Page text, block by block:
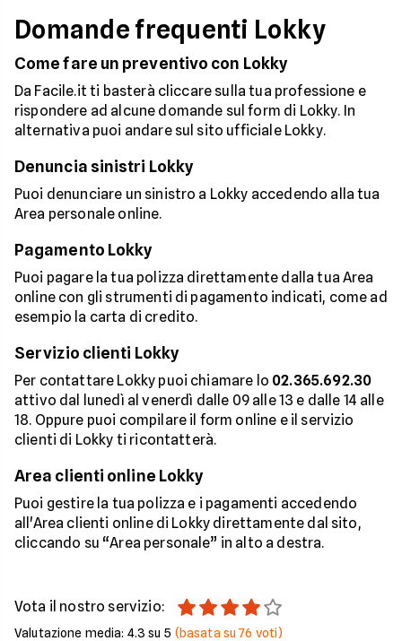
Domande frequenti Lokky
Come fare un preventivo con Lokky
Da Facile.it ti basterà cliccare sulla tua professione e
rispondere ad alcune domande sul form di Lokky. In
alternativa puoi andare sul sito ufficiale Lokky.
Denuncia sinistri Lokky
Puoi denunciare un sinistro a Lokky accedendo alla tua
Area personale online.
Pagamento Lokky
Puoi pagare la tua polizza direttamente dalla tua Area
online con gli strumenti di pagamento indicati, come ad
esempio la carta di credito.
Servizio clienti Lokky
Per contattare Lokky puoi chiamare lo 02.365.692.30
attivo dal lunedì al venerdì dalle 09 alle 13 e dalle 14 alle
18. Oppure puoi compilare il form online e il servizio
clienti di Lokky ti ricontatterà.
Area clienti online Lokky
Puoi gestire la tua polizza e i pagamenti accedendo
all'Area clienti online di Lokky direttamente dal sito,
cliccando su “Area personale” in alto a destra.
Vota il nostro servizio:
Valutazione media: 4.3 su 5 (basata su76 voti)